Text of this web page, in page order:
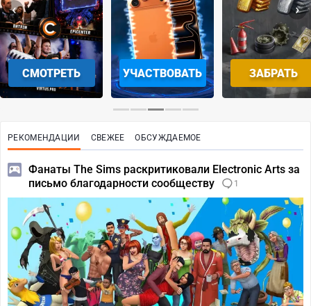
СМОТРЕТЬ УЧАСТВОВАТЬ ЗАБРАТЬ
‹ ›
РЕКОМЕНДАЦИИ СВЕЖЕЕ ОБСУЖДАЕМОЕ
Фанаты The Sims раскритиковали Electronic Arts за
письмо благодарности сообществу
1